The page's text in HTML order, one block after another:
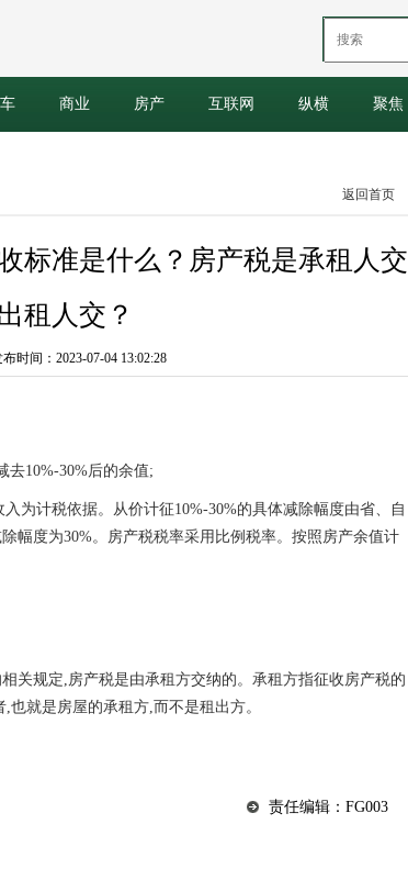
商业 房产 互联网 纵横 聚焦
返回首页
标准是什么？房产税是承租人交
租人交？
时间：2023-07-04 13:02:28
去10%-30%后的余值;
为计税依据。从价计征10%-30%的具体减除幅度由省、自
幅度为30%。房产税税率采用比例税率。按照房产余值计
关规定,房产税是由承租方交纳的。承租方指征收房产税的
就是房屋的承租方,而不是租出方。
责任编辑：FG003